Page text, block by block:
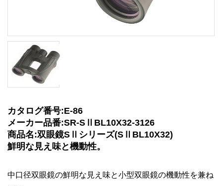
カタログ番号:E-86
メーカー品番:SR-SⅡBL10X32-3126
商品名:双眼鏡SⅡシリーズ(SⅡBL10X32)
鮮明な見え味と機動性。
中口径双眼鏡の鮮明な見え味と小型双眼鏡の機動性を兼ね